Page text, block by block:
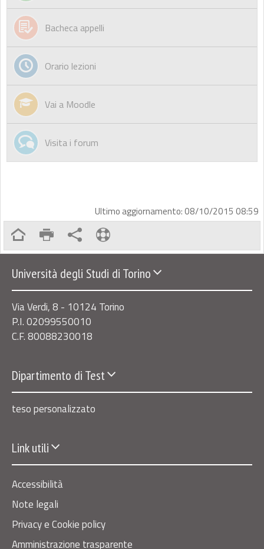
Bacheca appelli
Orario lezioni
Vai a Moodle
Visita i forum
Ultimo aggiornamento: 08/10/2015 08:59
Università degli Studi di Torino
Via Verdi, 8 - 10124 Torino
P.I. 02099550010
C.F. 80088230018
Dipartimento di Test
teso personalizzato
Link utili
Accessibilità
Note legali
Privacy e Cookie policy
Amministrazione trasparente